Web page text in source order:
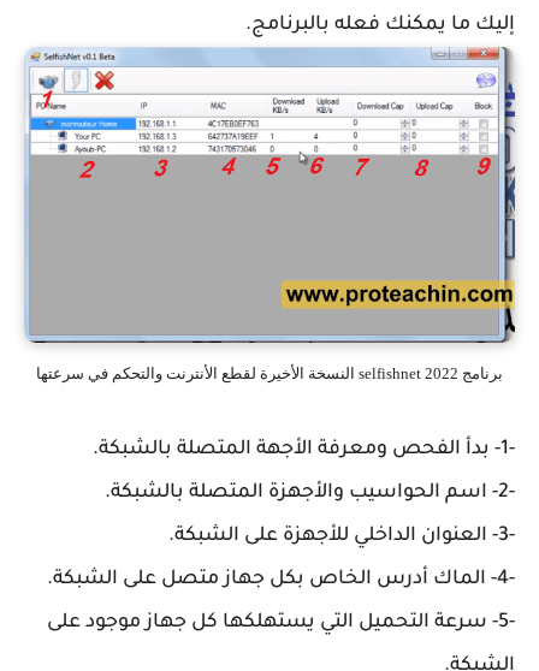
إليك ما يمكنك فعله بالبرنامج.
برنامج selfishnet 2022 النسخة الأخيرة لقطع الأنترنت والتحكم في سرعتها
-1- بدأ الفحص ومعرفة الأجهة المتصلة بالشبكة.
-2- اسم الحواسيب والأجهزة المتصلة بالشبكة.
-3- العنوان الداخلي للأجهزة على الشبكة.
-4- الماك أدرس الخاص بكل جهاز متصل على الشبكة.
-5- سرعة التحميل التي يستهلكها كل جهاز موجود على
الشبكة.